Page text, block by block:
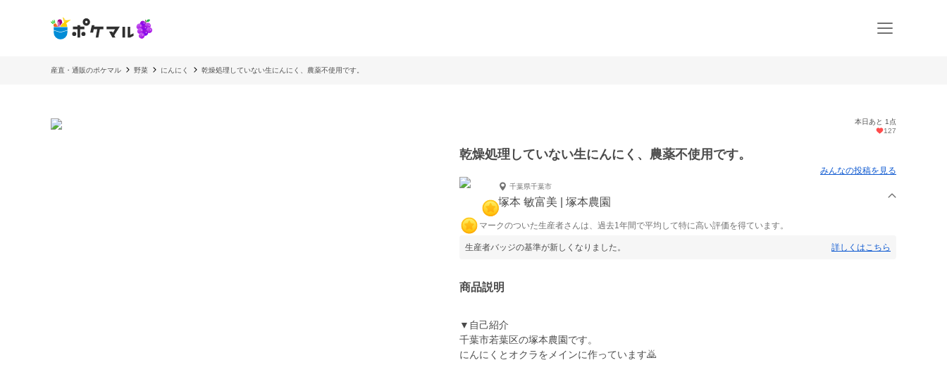
産直・通販のポケマル 野菜 にんにく 乾燥処理していない生にんにく、農薬不使用です。
本日あと 1点
127
乾燥処理していない生にんにく、農薬不使用です。
みんなの投稿を見る
千葉県千葉市
塚本 敏富美 | 塚本農園
マークのついた生産者さんは、過去1年間で平均して特に高い評価を得ています。
生産者バッジの基準が新しくなりました。 詳しくはこちら
商品説明
▼自己紹介
千葉市若葉区の塚本農園です。
にんにくとオクラをメインに作っています🙇